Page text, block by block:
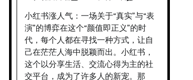
小红书涨人气：一场关于“真实”与“表
演”的博弈在这个“颜值即正义”的时
代，每个人都在寻找一种方式，让自
己在茫茫人海中脱颖而出。小红书，
这个以分享生活、交流心得为主的社
交平台，成为了许多人的新宠。那